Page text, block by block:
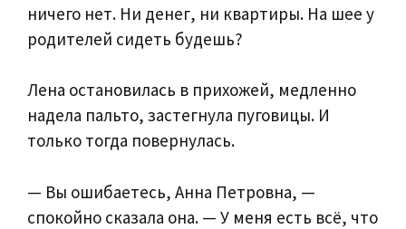
ничего нет. Ни денег, ни квартиры. На шее у
родителей сидеть будешь?
Лена остановилась в прихожей, медленно
надела пальто, застегнула пуговицы. И
только тогда повернулась.
— Вы ошибаетесь, Анна Петровна, —
спокойно сказала она. — У меня есть всё, что